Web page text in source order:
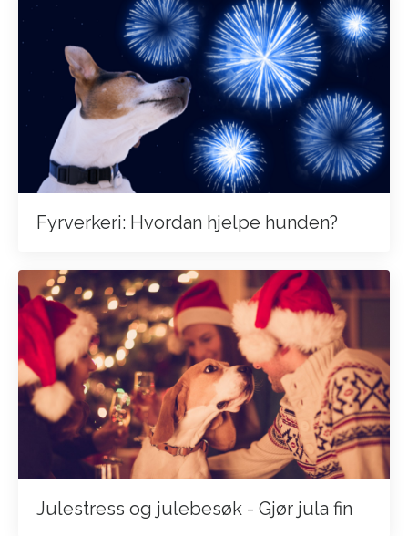
Fyrverkeri: Hvordan hjelpe hunden?
Julestress og julebesøk - Gjør jula fin